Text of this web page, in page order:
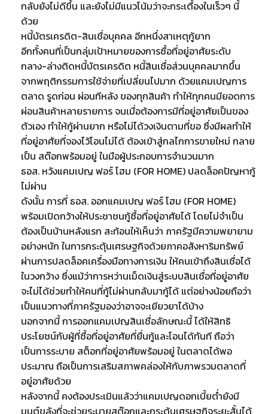
กลับยังไม่ดีขึ้น และยังไม่มีแนวโน้มว่าจะกระเตื้องในเร็วๆ นี้
ด้วย
หนี้บัตรเครดิต-สินเชื่อบุคคล อีกหนึ่งสาเหตุกู้ยาก
อีกทั้งคนที่เป็นกลุ่มเป้าหมายของการซื้อที่อยู่อาศัยระดับ
กลาง-ล่างติดหนี้บัตรเครดิต หนี้สินเชื่อส่วนบุคคลมากขึ้น
จากพฤติกรรมการใช้จ่ายที่เปลี่ยนไปมาก ด้วยแคมเปญการ
ตลาด รูดก่อน ผ่อนทีหลัง ของทุกสินค้า ทำให้ทุกคนมียอดการ
ผ่อนสินค้าหลายรายการ จนเมื่อต้องการมีที่อยู่อาศัยเป็นของ
ตัวเอง ทำให้กู้ผ่านยาก หรือไม่ได้วงเงินตามที่ขอ ซึ่งมีผลทำให้
ที่อยู่อาศัยที่จองไว้โอนไม่ได้ ต้องเข้าสู่กลไกการขายใหม่ กลาย
เป็น สต๊อกพร้อมอยู่ ในมือผู้ประกอบการจำนวนมาก
ธอส. หวังแคมเปญ ฟอร์ โฮม (FOR HOME) ปลดล็อคปัญหากู้
ไม่ผ่าน
ดังนั้น การที่ ธอส. ออกแคมเปญ ฟอร์ โฮม (FOR HOME)
พร้อมเปิดกว้างให้ประชาชนกู้ซื้อที่อยู่อาศัยได้ โดยไม่จำเป็น
ต้องเป็นบ้านหลังแรก สะท้อนให้เห็นว่า ภาครัฐมีความพยายาม
อย่างหนัก ในการกระตุ้นเศรษฐกิจด้วยภาคอสังหาริมทรัพย์
ผ่านการปลดล็อคเครื่องมือทางการเงิน ให้คนเข้าถึงสินเชื่อได้
ในวงกว้าง ซึ่งแม้ว่าการหว่านเม็ดเงินสู่ระบบสินเชื่อที่อยู่อาศัย
จะไม่ได้ช่วยทำให้คนที่กู้ไม่ผ่านกลับมากู้ได้ แต่อย่างน้อยถือว่า
เป็นแนวทางที่ภาครัฐมองว่าอาจจะเยียวยาได้บ้าง
นอกจากนี้ การออกแคมเปญสินเชื่อลักษณะนี้ ได้ให้สิทธิ
ประโยชน์กับผู้ที่ซื้อที่อยู่อาศัยที่ยื่นกู้และโอนได้ทันที ถือว่า
เป็นการระบาย สต็อกที่อยู่อาศัยพร้อมอยู่ ในตลาดได้พอ
ประมาณ ถือเป็นการเสริมสภาพคล่องให้กับภาพรวมตลาดที่
อยู่อาศัยด้วย
หลังจากนี้ คงต้องประเมินแล้วว่าแคมเปญดอกเบี้ยต่ำยังมี
มนต์ขลังที่จะช่วยระบายสต๊อกและกระตุ้นเศรษฐกิจระยะสั้นได้